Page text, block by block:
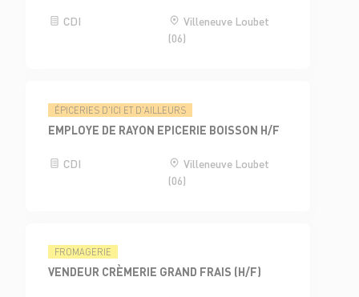
CDI
Villeneuve Loubet
(06)
ÉPICERIES D'ICI ET D'AILLEURS
EMPLOYE DE RAYON EPICERIE BOISSON H/F
CDI
Villeneuve Loubet
(06)
FROMAGERIE
VENDEUR CRÈMERIE GRAND FRAIS (H/F)